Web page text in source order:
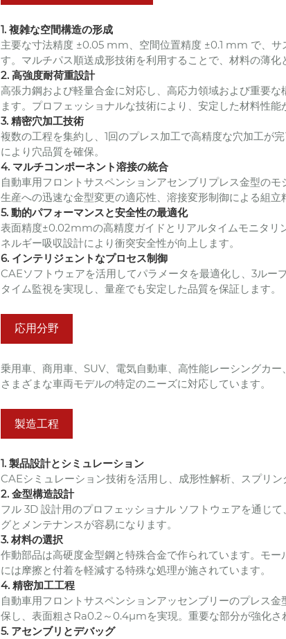
1. 複雑な空間構造の形成
主要な寸法精度 ±0.05 mm、空間位置精度 ±0.1 mm で、サ
す。マルチパス順送成形技術を利用することで、材料の薄化
2. 高強度耐荷重設計
高張力鋼および軽量合金に対応し、高応力領域および重要
ます。プロフェッショナルな技術により、安定した材料性能
3. 精密穴加工技術
複数の工程を集約し、1回のプレス加工で高精度な穴加工
により穴品質を確保。
4. マルチコンポーネント溶接の統合
自動車用フロントサスペンションアセンブリプレス金型の
生産への迅速な金型変更の適応性、溶接変形制御による組立
5. 動的パフォーマンスと安全性の最適化
表面精度±0.02mmの高精度ガイドとリアルタイムモニタリ
ネルギー吸収設計により衝突安全性が向上します。
6. インテリジェントなプロセス制御
CAEソフトウェアを活用してパラメータを最適化し、3ル
タイム監視を実現し、量産でも安定した品質を保証します。
応用分野
乗用車、商用車、SUV、電気自動車、高性能レーシングカ
さまざまな車両モデルの特定のニーズに対応しています。
製造工程
1. 製品設計とシミュレーション
CAEシミュレーション技術を活用し、成形性解析、スプリ
2. 金型構造設計
フル 3D 設計用のプロフェッショナル ソフトウェアを通じ
グとメンテナンスが容易になります。
3. 材料の選択
作動部品は高硬度金型鋼と特殊合金で作られています。モ
には摩擦と付着を軽減する特殊な処理が施されています。
4. 精密加工工程
自動車用フロントサスペンションアッセンブリーのプレス
保し、表面粗さRa0.2～0.4μmを実現。重要な部分が強化さ
5. アセンブリとデバッグ